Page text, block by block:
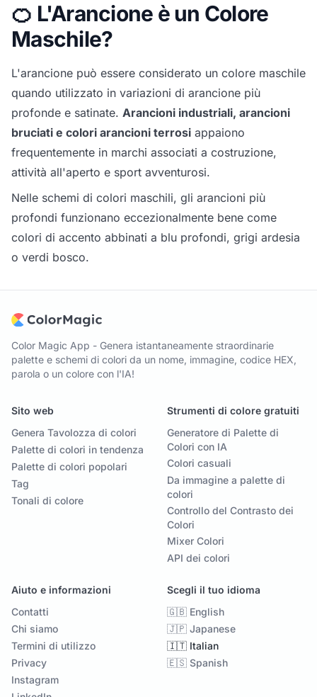
🍊 L'Arancione è un Colore
Maschile?
L'arancione può essere considerato un colore maschile
quando utilizzato in variazioni di arancione più
profonde e satinate. Arancioni industriali, arancioni
bruciati e colori arancioni terrosi appaiono
frequentemente in marchi associati a costruzione,
attività all'aperto e sport avventurosi.
Nelle schemi di colori maschili, gli arancioni più
profondi funzionano eccezionalmente bene come
colori di accento abbinati a blu profondi, grigi ardesia
o verdi bosco.
Color Magic App - Genera istantaneamente straordinarie
palette e schemi di colori da un nome, immagine, codice HEX,
parola o un colore con l'IA!
Sito web
Genera Tavolozza di colori
Palette di colori in tendenza
Palette di colori popolari
Tag
Tonali di colore
Strumenti di colore gratuiti
Generatore di Palette di
Colori con IA
Colori casuali
Da immagine a palette di
colori
Controllo del Contrasto dei
Colori
Mixer Colori
API dei colori
Aiuto e informazioni
Contatti
Chi siamo
Termini di utilizzo
Privacy
Instagram
Scegli il tuo idioma
🇬🇧 English
🇯🇵 Japanese
🇮🇹 Italian
🇪🇸 Spanish